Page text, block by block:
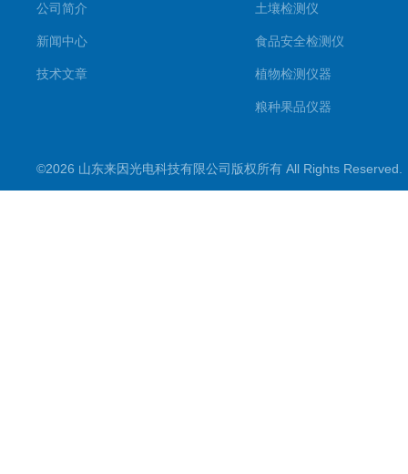
公司简介
新闻中心
技术文章
土壤检测仪
食品安全检测仪
植物检测仪器
粮种果品仪器
水质检测仪
©2026 山东来因光电科技有限公司版权所有 All Rights